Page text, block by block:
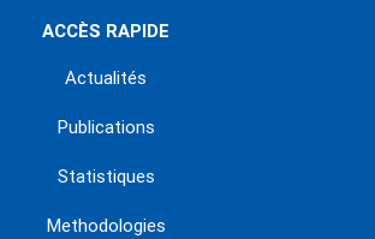
ACCÈS RAPIDE
Actualités
Publications
Statistiques
Methodologies